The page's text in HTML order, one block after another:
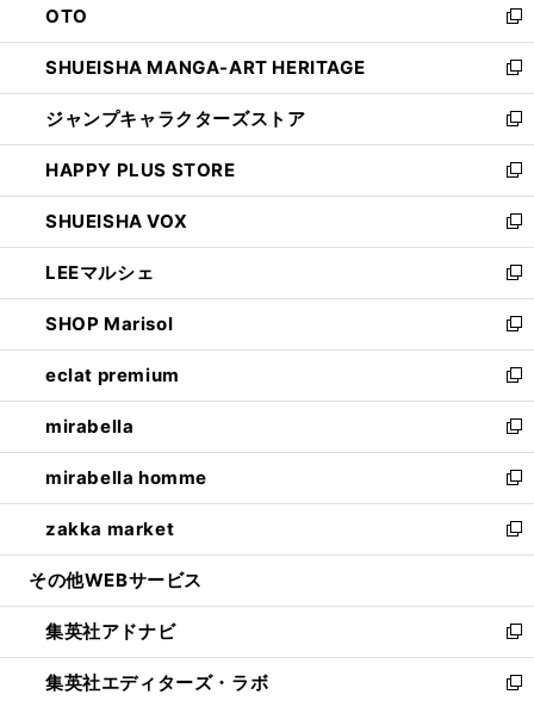
で
開
く
ド
ウ
で
開
く
OTO
新
し
い
ウ
ィ
ン
ド
ウ
で
開
く
SHUEISHA MANGA-ART HERITAGE
新
し
い
ウ
ィ
ン
ド
ウ
で
開
く
ジャンプキャラクターズストア
新
し
い
ウ
ィ
ン
ド
ウ
で
開
く
HAPPY PLUS STORE
新
し
い
ウ
ィ
ン
ド
ウ
で
開
く
SHUEISHA VOX
新
し
い
ウ
ィ
ン
ド
ウ
で
開
く
LEEマルシェ
新
し
い
ウ
ィ
ン
ド
ウ
で
開
く
SHOP Marisol
新
し
い
ウ
ィ
ン
ド
ウ
で
開
eclat premium
新
し
い
ウ
ィ
ン
ド
ウ
開
く
mirabella
新
し
い
ウ
ィ
ン
ウ
で
開
く
mirabella homme
新
し
い
ウ
ン
ド
ウ
で
zakka market
新
し
ウ
ィ
ン
ド
その他WEBサービス
集英社アドナビ
新
し
い
集英社エディターズ・ラボ
新